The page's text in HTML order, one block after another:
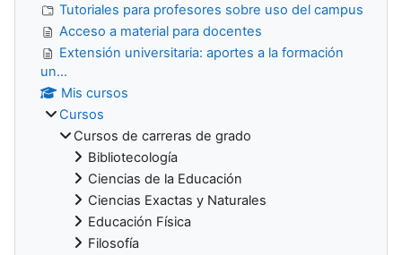
Tutoriales para profesores sobre uso del campus
Acceso a material para docentes
Extensión universitaria: aportes a la formación
un...
Mis cursos
Cursos
Cursos de carreras de grado
Bibliotecología
Ciencias de la Educación
Ciencias Exactas y Naturales
Educación Física
Filosofía